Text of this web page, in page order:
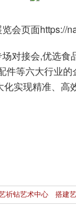
会页面https://
对接会,优选食
件等六大行业
实现精准、高
祈钻艺术中心 搭建